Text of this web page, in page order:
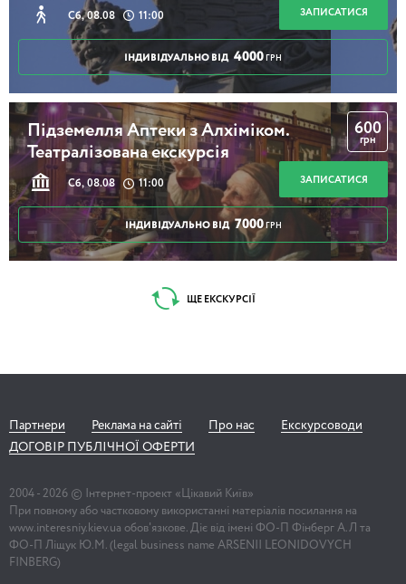
Сб, 08.08 11:00 ЗАПИСАТИСЯ
ІНДИВІДУАЛЬНО ВІД 4000 ГРН
Підземелля Аптеки з Алхіміком.
Театралізована екскурсія
Сб, 08.08 11:00
600
грн
ЗАПИСАТИСЯ
ІНДИВІДУАЛЬНО ВІД 7000 ГРН
ЩЕ ЕКСКУРСІЇ
Партнери Реклама на сайті Про нас
Екскурсоводи
ДОГОВІР ПУБЛІЧНОЇ ОФЕРТИ
2004 - 2026 © Інтернет-проект «Цікавий Київ»
При повному або частковому використанні матеріалів посилання на
www.interesniy.kiev.ua обов'язкове. Діє від імені ФО-П Фінберг А.Л та
ФО-П Ліщук Ю.М. (legal business name ARSENII LEONIDOVYCH
FINBERG)